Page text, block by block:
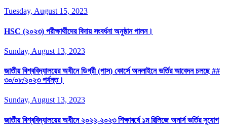
Tuesday, August 15, 2023
HSC (২০২৩) পরীক্ষার্থীদের বিদায় সংবর্ধনা অনুষ্ঠান পালন।
Sunday, August 13, 2023
জাতীয় বিশ্ববিদ্যালয়ের অধীনে ডিগ্রী (পাস) কোর্সে অনলাইনে ভর্তির আবেদন চলছে ##
৩০/০৮/২০২৩ পর্যন্ত।
Sunday, August 13, 2023
জাতীয় বিশ্ববিদ্যালয়ের অধীনে ২০২২-২০২৩ শিক্ষাবর্ষে ১ম রিলিজে অনার্স ভর্তির সুযোগ